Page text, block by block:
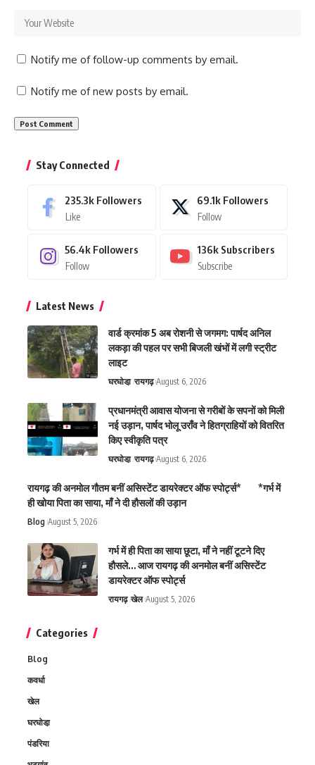
Notify me of follow-up comments by email.
Notify me of new posts by email.
Stay Connected
235.3k Followers
Like
69.1k Followers
Follow
56.4k Followers
Follow
136k Subscribers
Subscribe
Latest News
वार्ड क्रमांक 5 अब रोशनी से जगमग: पार्षद अनिल
लकड़ा की पहल पर सभी बिजली खंभों में लगी स्ट्रीट
लाइट
घरघोडा़ रायगढ़ August 6, 2026
प्रधानमंत्री आवास योजना से गरीबों के सपनों को मिली
नई उड़ान, पार्षद भोलू उराँव ने हितग्राहियों को वितरित
किए स्वीकृति पत्र
घरघोडा़ रायगढ़ August 6, 2026
रायगढ़ की अनमोल गौतम बनीं असिस्टेंट डायरेक्टर ऑफ स्पोर्ट्स* *गर्भ में
ही खोया पिता का साया, माँ ने दी हौसलों की उड़ान
Blog August 5, 2026
गर्भ में ही पिता का साया छूटा, माँ ने नहीं टूटने दिए
हौसले… आज रायगढ़ की अनमोल बनीं असिस्टेंट
डायरेक्टर ऑफ स्पोर्ट्स
रायगढ़ खेल August 5, 2026
Categories
Blog
कवर्धा
खेल
घरघोडा़
पंडरिया